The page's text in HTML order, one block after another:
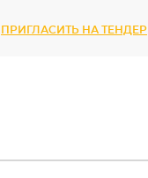
ПРИГЛАСИТЬ НА ТЕНДЕР